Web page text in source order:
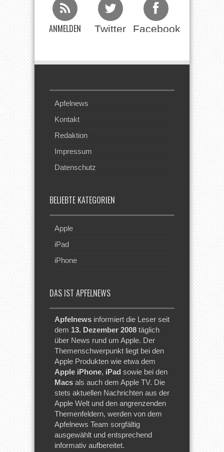
ANMELDEN Twitter Facebook
Apfelnews
Kontakt
Redaktion
Impressum
Datenschutz
BELIEBTE KATEGORIEN
Apple
iPad
iPhone
DAS IST APFELNEWS
Apfelnews informiert die Leser seit
dem 13. Dezember 2008 täglich
über News rund um Apple. Der
Themenschwerpunkt liegt bei den
Apple Produkten wie etwa dem
Apple iPhone, iPad sowie bei den
Macs als auch dem Apple TV. Die
stets aktuellen Nachrichten aus der
Apple Welt und den angrenzenden
Themenfeldern, werden von dem
Apfelnews Team sorgfältig
ausgewählt und entsprechend
informativ aufbereitet.